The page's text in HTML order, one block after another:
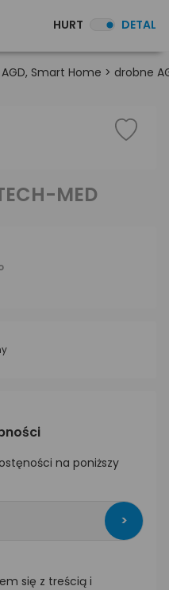
HURT DETAL
Smart Home > drobne
MED
na poniższy
>
się z treścią i